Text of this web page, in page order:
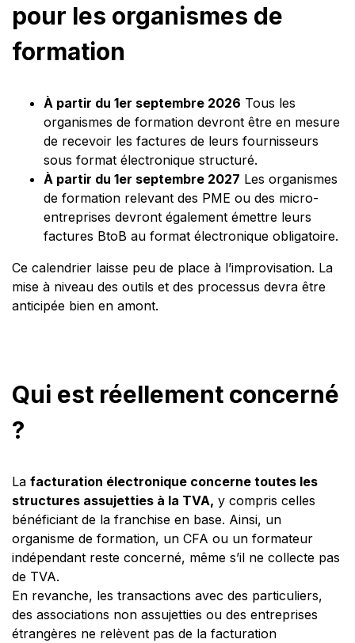
pour les organismes de
formation
À partir du 1er septembre 2026 Tous les
organismes de formation devront être en mesure
de recevoir les factures de leurs fournisseurs
sous format électronique structuré.
À partir du 1er septembre 2027 Les organismes
de formation relevant des PME ou des micro-
entreprises devront également émettre leurs
factures BtoB au format électronique obligatoire.
Ce calendrier laisse peu de place à l’improvisation. La
mise à niveau des outils et des processus devra être
anticipée bien en amont.
Qui est réellement concerné
?
La facturation électronique concerne toutes les
structures assujetties à la TVA, y compris celles
bénéficiant de la franchise en base. Ainsi, un
organisme de formation, un CFA ou un formateur
indépendant reste concerné, même s’il ne collecte pas
de TVA.
En revanche, les transactions avec des particuliers,
des associations non assujetties ou des entreprises
étrangères ne relèvent pas de la facturation